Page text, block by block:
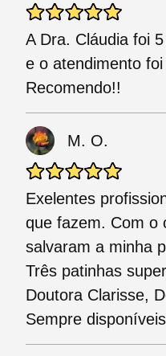
A Dra. Cláudia foi
e o atendimento
Recomendo!!
M. O.
Exelentes
que fazem. Com o
salvaram a minha
Três patinhas
Doutora Clarisse,
Sempre